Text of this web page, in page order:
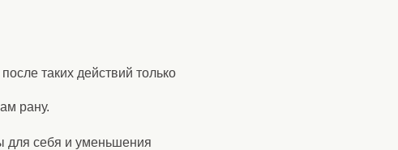
таких действий только
рану.
для себя и уменьшения